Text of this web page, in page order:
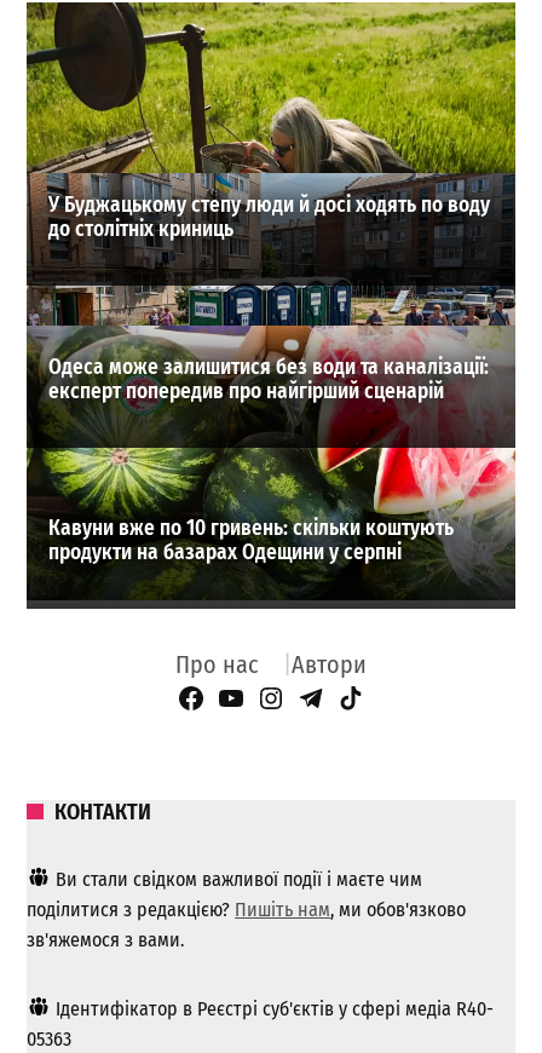
Домашній інтернет в Одесі: вибираємо
енергонезалежну мережу з гігабітною швидкістю
0
04-08-2026 в 11:53
ВИБІР РЕДАКЦІЇ
У Буджацькому степу люди й досі ходять по воду
до столітніх криниць
Одеса може залишитися без води та каналізації:
експерт попередив про найгірший сценарій
Кавуни вже по 10 гривень: скільки коштують
продукти на базарах Одещини у серпні
Про нас Автори
Facebook Page
YouTube
Instagram
Telegram
TikTok
КОНТАКТИ
Ви стали свідком важливої ​​події і маєте чим
поділитися з редакцією? Пишіть нам, ми обов'язково
зв'яжемося з вами.
Ідентифікатор в Реєстрі суб'єктів у сфері медіа R40-
05363